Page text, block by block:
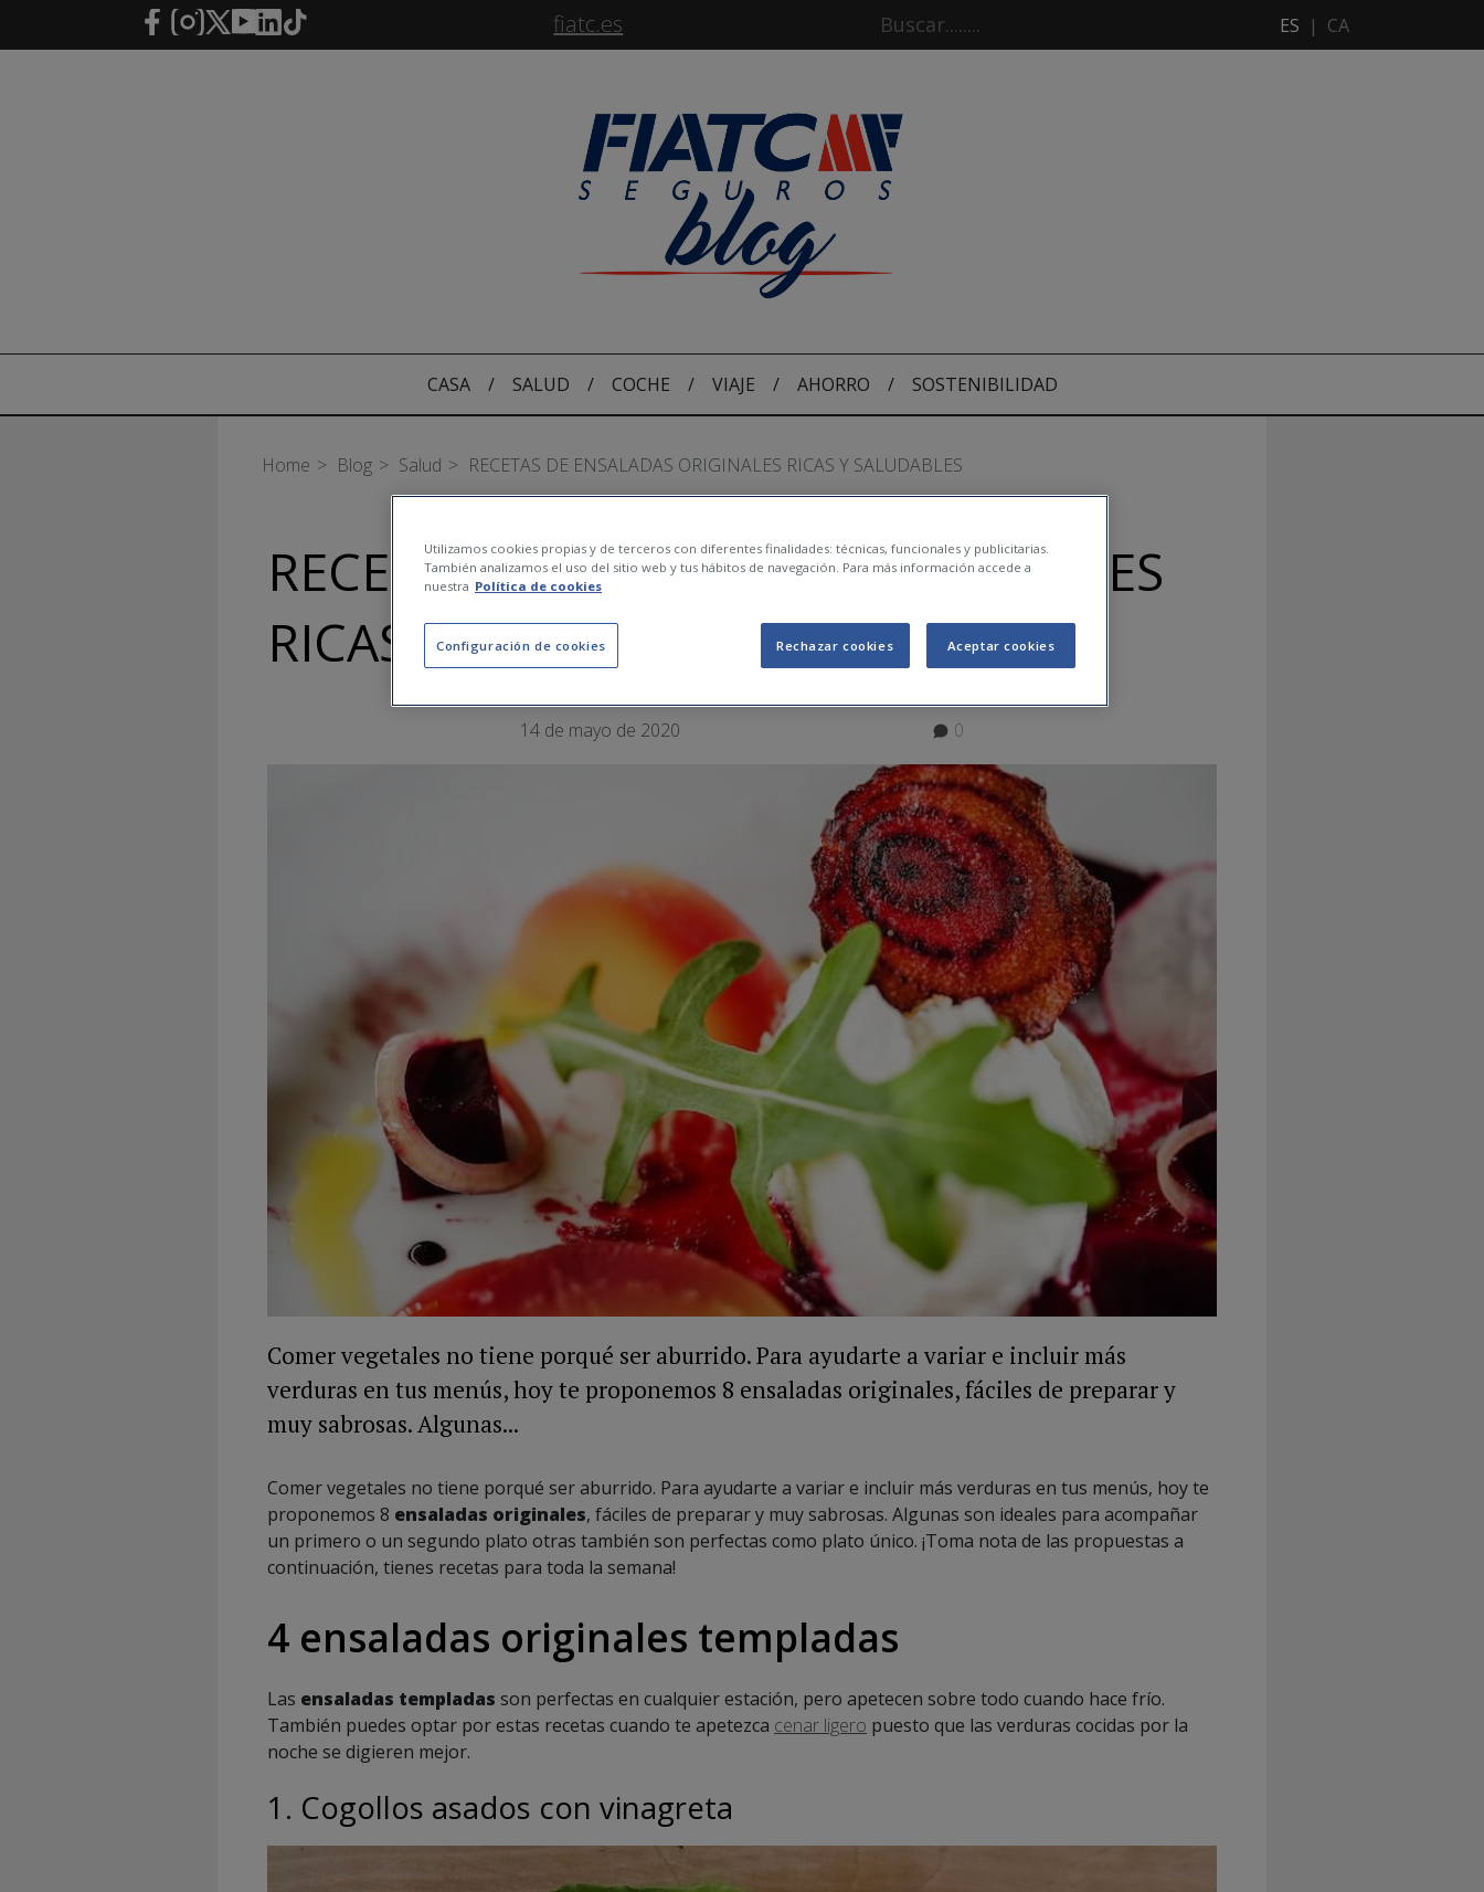
Saltar al contenido principal fiatc.es ES | CA
CASA / SALUD / COCHE / VIAJE / AHORRO / SOSTENIBILIDAD
Home Blog Salud RECETAS DE ENSALADAS ORIGINALES RICAS Y SALUDABLES
RECETAS DE ENSALADAS ORIGINALES
RICAS Y SALUDABLES
14 de mayo de 2020 0
Comer vegetales no tiene porqué ser aburrido. Para ayudarte a variar e incluir más
verduras en tus menús, hoy te proponemos 8 ensaladas originales, fáciles de preparar y
muy sabrosas. Algunas...
Comer vegetales no tiene porqué ser aburrido. Para ayudarte a variar e incluir más verduras en tus menús, hoy te
proponemos 8 ensaladas originales, fáciles de preparar y muy sabrosas. Algunas son ideales para acompañar
un primero o un segundo plato otras también son perfectas como plato único. ¡Toma nota de las propuestas a
continuación, tienes recetas para toda la semana!
4 ensaladas originales templadas
Las ensaladas templadas son perfectas en cualquier estación, pero apetecen sobre todo cuando hace frío.
También puedes optar por estas recetas cuando te apetezca cenar ligero puesto que las verduras cocidas por la
noche se digieren mejor.
1. Cogollos asados con vinagreta
Utilizamos cookies propias y de terceros con diferentes finalidades: técnicas, funcionales y publicitarias.
También analizamos el uso del sitio web y tus hábitos de navegación. Para más información accede a
nuestra Política de cookies
Configuración de cookies Rechazar cookies Aceptar cookies